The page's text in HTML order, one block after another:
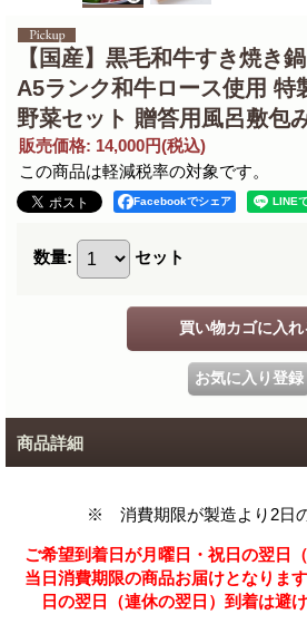
【国産】黒毛和牛すき焼き
A5ランク和牛ロース使用 特
野菜セット 贈答用風呂敷包
販売価格: 14,000円(税込)
この商品は軽減税率の対象です。
Facebookでシェア
数量: セット
商品詳細
※ 消費期限が製造より2日
ご希望到着日が月曜日・祝日の翌日
当日消費期限の商品お届けとなりま
日の翌日（連休の翌日）到着は避